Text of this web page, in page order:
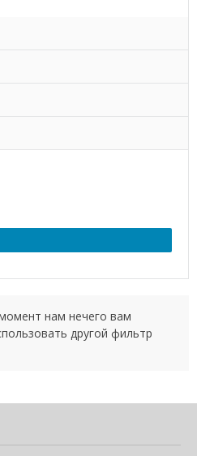
нам нечего вам
другой фильтр